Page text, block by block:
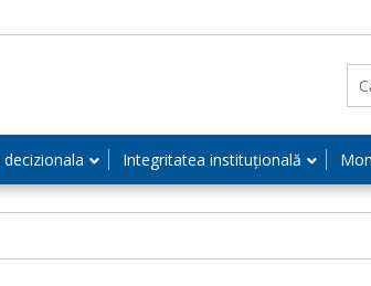
Integritatea instituțională